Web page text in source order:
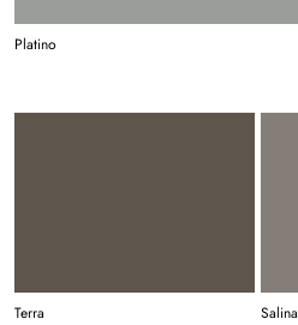
Platino
Terra Salina